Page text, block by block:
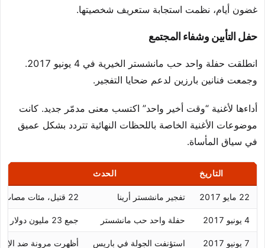
غضون أيام، نظمت استجابة ستعريف شخصيتها.
حفل التأبين وشفاء المجتمع
انطلقت حفلة واحد حب مانشستر الخيرية في 4 يونيو 2017.
وجمعت فنانين بارزين لدعم ضحايا التفجير.
أداءها لأغنية “وقت أخير واحد” اكتسب معنى مدمّر جديد. كانت
موضوعات الأغنية الخاصة باللحظات النهائية تتردد بشكل عميق
في سياق المأساة.
التاريخ الحدث
22 مايو 2017 تفجير مانشستر أرينا 22 قتيل، مئات مصاب في الحفلة
4 يونيو 2017 حفلة واحد حب مانشستر جمع 23 مليون دولار للضحايا
7 يونيو 2017 استؤنفت الجولة في باريس أظهرت مرونة ضد